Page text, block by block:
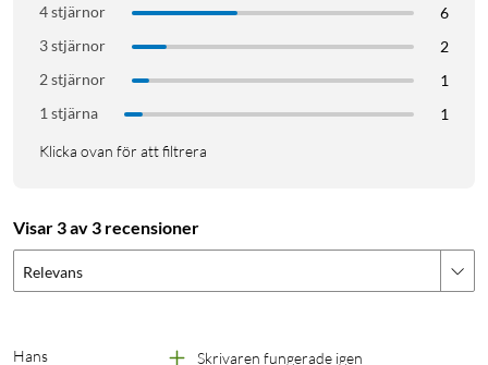
4 stjärnor
6
3 stjärnor
2
2 stjärnor
1
1 stjärna
1
Klicka ovan för att filtrera
Visar 3 av 3 recensioner
Relevans
Hans Skrivaren fungerade igen